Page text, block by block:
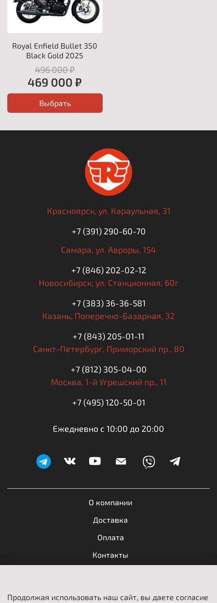
Royal Enfield Bullet 350
Black Gold 2025
496 000 ₽
469 000 ₽
Выбрать
О компании
Доставка
Оплата
Контакты
Пользовательское соглашение
Красноярск, ул. Караульная, 31
+7 (391) 290-60-70
Самара, ул. Авроры, 154
+7 (846) 202-02-12
Новосибирск, ул. Станционная, 60г
+7 (383) 36-36-581
Казань, Поперечно-Базарная, 32
+7 (843) 205-01-11
Санкт-Петербург, Приморский пр., 80
+7 (812) 305-04-00
Москва, 1-й Угрешский пр., 11
+7 (495) 120-50-01
Ежедневно с 10:00 до 20:00
Продолжая использовать наш сайт, вы даете согласие